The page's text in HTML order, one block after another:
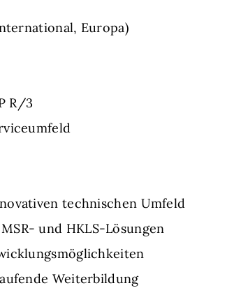
Europa)
R/3
technischen Umfeld
und HKLS-Lösungen
Weiterbildung